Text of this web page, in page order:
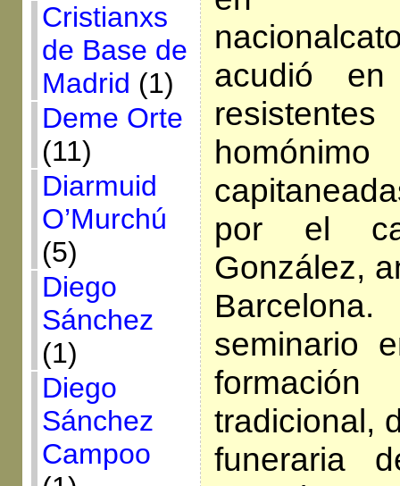
Cristianxs
de Base de
Madrid (1)
Deme Orte
(11)
Diarmuid
O’Murchú
(5)
Diego
Sánchez
(1)
Diego
Sánchez
Campoo
acudió
por el
González,
seminario
tradicional,
funeraria